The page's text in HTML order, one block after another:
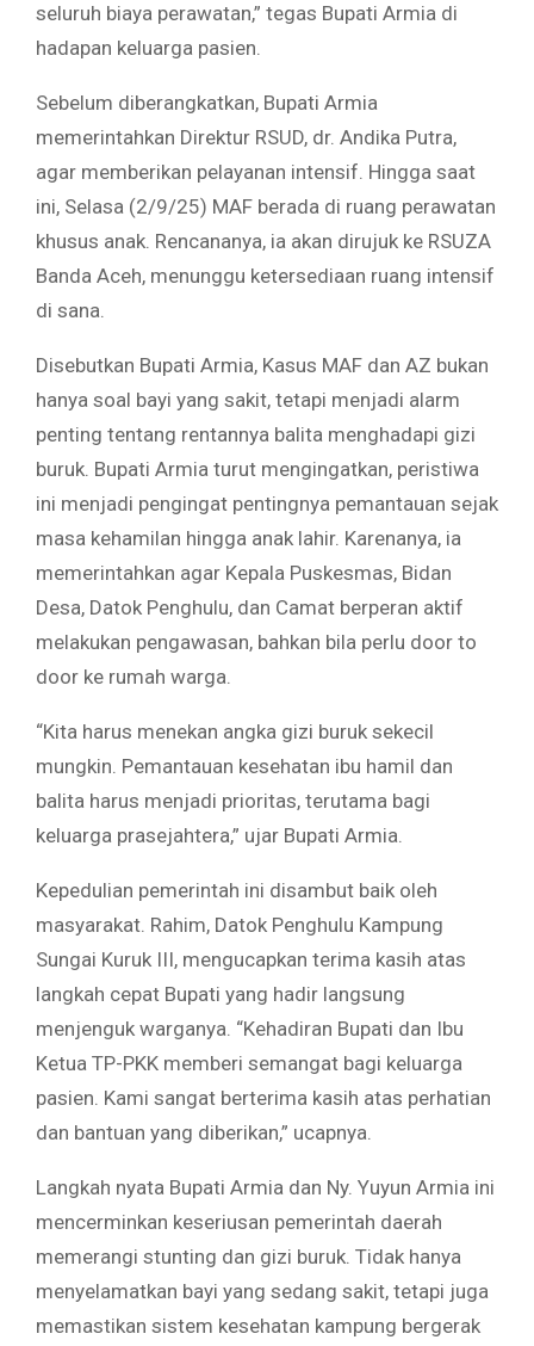
seluruh biaya perawatan,” tegas Bupati Armia di
hadapan keluarga pasien.
Sebelum diberangkatkan, Bupati Armia
memerintahkan Direktur RSUD, dr. Andika Putra,
agar memberikan pelayanan intensif. Hingga saat
ini, Selasa (2/9/25) MAF berada di ruang perawatan
khusus anak. Rencananya, ia akan dirujuk ke RSUZA
Banda Aceh, menunggu ketersediaan ruang intensif
di sana.
Disebutkan Bupati Armia, Kasus MAF dan AZ bukan
hanya soal bayi yang sakit, tetapi menjadi alarm
penting tentang rentannya balita menghadapi gizi
buruk. Bupati Armia turut mengingatkan, peristiwa
ini menjadi pengingat pentingnya pemantauan sejak
masa kehamilan hingga anak lahir. Karenanya, ia
memerintahkan agar Kepala Puskesmas, Bidan
Desa, Datok Penghulu, dan Camat berperan aktif
melakukan pengawasan, bahkan bila perlu door to
door ke rumah warga.
“Kita harus menekan angka gizi buruk sekecil
mungkin. Pemantauan kesehatan ibu hamil dan
balita harus menjadi prioritas, terutama bagi
keluarga prasejahtera,” ujar Bupati Armia.
Kepedulian pemerintah ini disambut baik oleh
masyarakat. Rahim, Datok Penghulu Kampung
Sungai Kuruk III, mengucapkan terima kasih atas
langkah cepat Bupati yang hadir langsung
menjenguk warganya. “Kehadiran Bupati dan Ibu
Ketua TP-PKK memberi semangat bagi keluarga
pasien. Kami sangat berterima kasih atas perhatian
dan bantuan yang diberikan,” ucapnya.
Langkah nyata Bupati Armia dan Ny. Yuyun Armia ini
mencerminkan keseriusan pemerintah daerah
memerangi stunting dan gizi buruk. Tidak hanya
menyelamatkan bayi yang sedang sakit, tetapi juga
memastikan sistem kesehatan kampung bergerak